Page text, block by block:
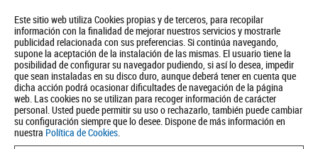
Este sitio web utiliza Cookies propias y de terceros, para recopilar
información con la finalidad de mejorar nuestros servicios y mostrarle
publicidad relacionada con sus preferencias. Si continúa navegando,
supone la aceptación de la instalación de las mismas. El usuario tiene la
posibilidad de configurar su navegador pudiendo, si así lo desea, impedir
que sean instaladas en su disco duro, aunque deberá tener en cuenta que
dicha acción podrá ocasionar dificultades de navegación de la página
web. Las cookies no se utilizan para recoger información de carácter
personal. Usted puede permitir su uso o rechazarlo, también puede cambiar
su configuración siempre que lo desee. Dispone de más información en
nuestra Política de Cookies.
Quiénes somos Turismo Política de Privacidad Aviso Legal
Política de Cookies
BUSCAR